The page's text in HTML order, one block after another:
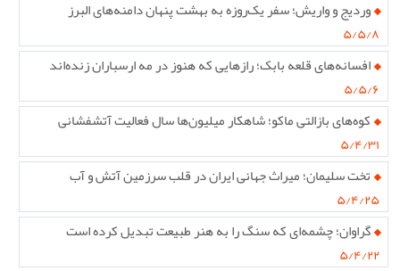
وردیج و واریش؛ سفر یک‌روزه به بهشت پنهان دامنه‌های البرز
۵/۵/۸
افسانه‌های قلعه بابک؛ رازهایی که هنوز در مه ارسباران زنده‌اند
۵/۵/۶
کوه‌های بازالتی ماکو؛ شاهکار میلیون‌ها سال فعالیت آتشفشانی
۵/۴/۳۱
تخت سلیمان؛ میراث جهانی ایران در قلب سرزمین آتش و آب
۵/۴/۲۵
گراوان؛ چشمه‌ای که سنگ را به هنر طبیعت تبدیل کرده است
۵/۴/۲۲